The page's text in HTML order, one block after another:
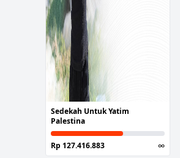
Sedekah Untuk Yatim
Palestina
Rp 127.416.883 ∞